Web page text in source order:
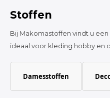
Stoffen
Bij Makomastoffen vindt u
ideaal voor kleding hobby en
Damesstoffen